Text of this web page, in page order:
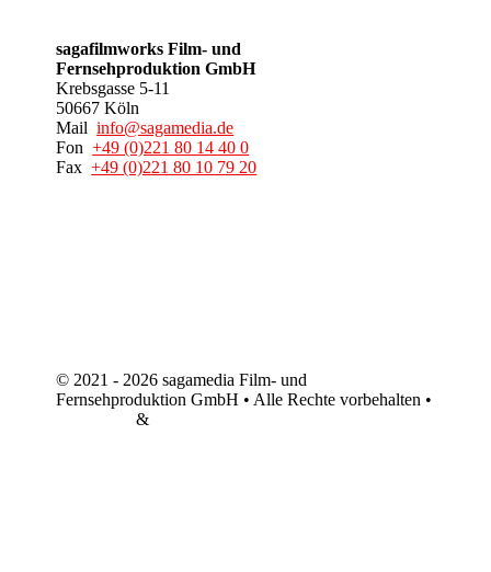
sagafilmworks Film- und
Fernsehproduktion GmbH
Krebsgasse 5-11
50667 Köln
Mailinfo@sagamedia.de
Fon+49 (0)221 80 14 40 0
Fax+49 (0)221 80 10 79 20
© 2021 - 2026 sagamedia Film- und
Fernsehproduktion GmbH • Alle Rechte vorbehalten •
&